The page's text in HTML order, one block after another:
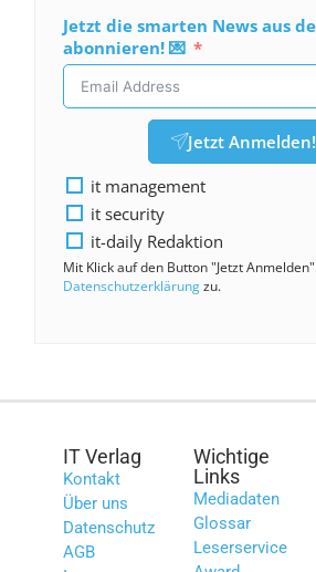
Jetzt die smarten News aus
abonnieren! 💌
Jetzt Anmelden!
it management
it security
it-daily Redaktion
Mit Klick auf den Button "Jetzt
Datenschutzerklärungzu.
IT Verlag
Kontakt
Über uns
Datenschutz
AGB
Wichtige
Links
Mediadaten
Glossar
Leserservice